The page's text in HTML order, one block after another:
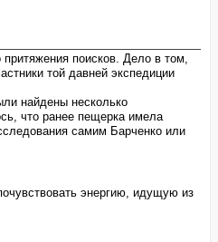
поисков. Дело в том,
той давней экспедиции
найдены несколько
что ранее пещерка имела
самим Барченко или
энергию, идущую из